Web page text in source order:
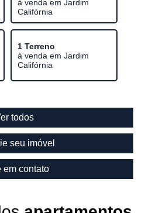
à venda em Jardim
Califórnia
1 Terreno
à venda em Jardim
Califórnia
todos
seu imóvel
em contato